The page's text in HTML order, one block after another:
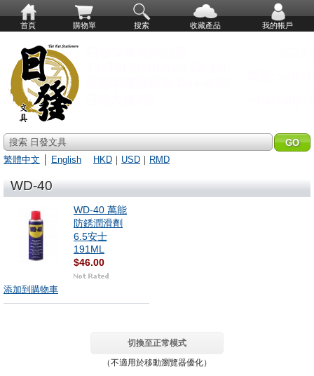
首頁 購物單 搜索 收藏產品 我的帳戶
搜索 日發文具
繁體中文
English HKD ｜ USD ｜ RMD
WD-40
WD-40 萬能
防銹潤滑劑
6.5安士
191ML
$46.00
添加到購物車
切換至正常模式
（不適用於移動瀏覽器優化）